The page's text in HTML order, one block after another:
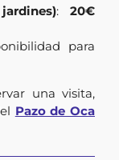
: 20€
para
una visita,
Pazo de Oca